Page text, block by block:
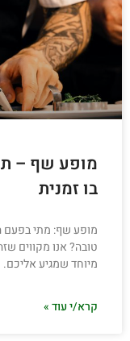
מופע שף –
בו זמנית
מופע שף: מתי בפעם
טובה? אנו מקווים
מיוחד שמגיע אליכם.
קרא/י עוד »